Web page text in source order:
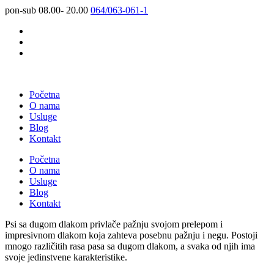
pon-sub 08.00- 20.00 064/063-061-1
Početna
O nama
Usluge
Blog
Kontakt
Početna
O nama
Usluge
Blog
Kontakt
Psi sa dugom dlakom privlače pažnju svojom prelepom i
impresivnom dlakom koja zahteva posebnu pažnju i negu. Postoji
mnogo različitih rasa pasa sa dugom dlakom, a svaka od njih ima
svoje jedinstvene karakteristike.